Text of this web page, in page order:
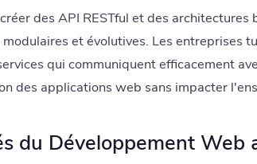
des API RESTful et des
et évolutives. Les entreprises
qui communiquent efficacement
des applications web sans impacter
du Développement Web